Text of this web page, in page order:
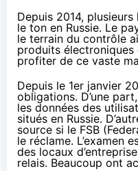
Depuis 2014,
le ton en Russie. Le
le terrain du contrôle
produits
profiter de ce vaste
Depuis le 1er janvier
obligations. D’une
les données des
situés en Russie.
source si le FSB (
le réclame. L’examen
des locaux
relais. Beaucoup ont